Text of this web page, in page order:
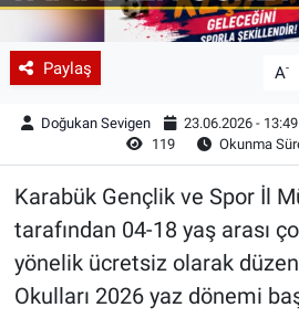
Paylaş A-
Doğukan Sevigen 23.06.2026 - 13:49
119
Okunma
Karabük Gençlik ve Spor İl
tarafından 04-18 yaş arası
yönelik ücretsiz olarak
Okulları 2026 yaz dönemi